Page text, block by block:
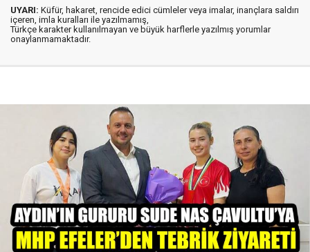
UYARI: Küfür, hakaret, rencide edici cümleler veya imalar, inançlara saldırı
içeren, imla kuralları ile yazılmamış,
Türkçe karakter kullanılmayan ve büyük harflerle yazılmış yorumlar
onaylanmamaktadır.